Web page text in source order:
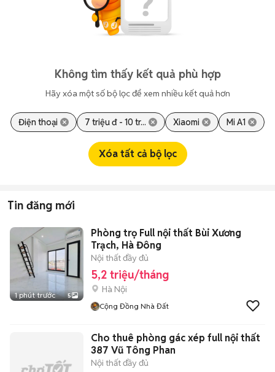
Không tìm thấy kết quả phù hợp
Hãy xóa một số bộ lọc để xem nhiều kết quả hơn
Điện thoại 7 triệu đ - 10 tr... Xiaomi Mi A1
Xóa tất cả bộ lọc
Tin đăng mới
1 phút trước 5
Phòng trọ Full nội thất Bùi Xương
Trạch, Hà Đông
Nội thất đầy đủ
5,2 triệu/tháng
Hà Nội
Cộng Đồng Nhà Đất
Cho thuê phòng gác xép full nội thất
387 Vũ Tông Phan
Nội thất đầy đủ